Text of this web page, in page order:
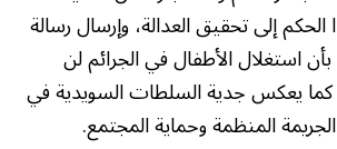
إلى تحقيق العدالة، وإرسال رسالة
استغلال الأطفال في الجرائم لن
يعكس جدية السلطات السويدية في
المنظمة وحماية المجتمع.